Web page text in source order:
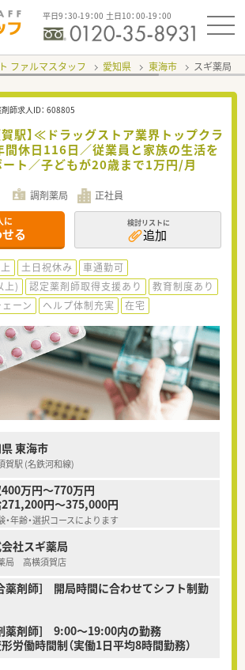
平日9：30-19：00 土日10：00-19：00
ファルマスタッフ 愛知県 東海市 スギ薬局
師求人ID： 608805
賀駅】≪ドラッグストア業界トップクラ
休日116日／従業員と家族の生活を
ト／子どもが20歳まで1万円/月
調剤薬局 正社員
に
る
検討リストに
追加
土日祝休み
車通勤可
上)
認定薬剤師取得支援あり
教育制度あり
ーン ヘルプ体制充実 在宅
東海市
賀駅 (名鉄河和線)
万円～770万円
円～375,000円
年齢・選択コースによります
社スギ薬局
局 高横須賀店
薬剤師] 開局時間に合わせてシフト制勤
薬剤師] 9:00～19:00内の勤務
労働時間制（実働1日平均8時間勤務）